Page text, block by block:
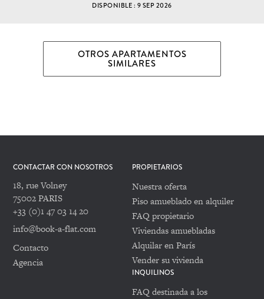
DISPONIBLE : 9 SEP 2026
OTROS APARTAMENTOS
SIMILARES
CONTACTAR CON NOSOTROS
18, rue Volney
75002 PARIS
+33 (0)1 47 03 14 20
info@book-a-flat.com
Contacto
Agencia
PROPIETARIOS
Nuestra oferta
Piso amueblado en alquiler
FAQ propietario
Viviendas amuebladas
Alquilar en París
Vender su vivienda
INQUILINOS
FAQ destinada a los